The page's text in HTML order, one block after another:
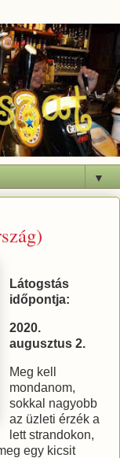
▼
Látogstás
időpontja:
2020.
augusztus 2.
Meg kell
mondanom,
sokkal nagyobb
az üzleti érzék a
lett strandokon,
egy kicsit